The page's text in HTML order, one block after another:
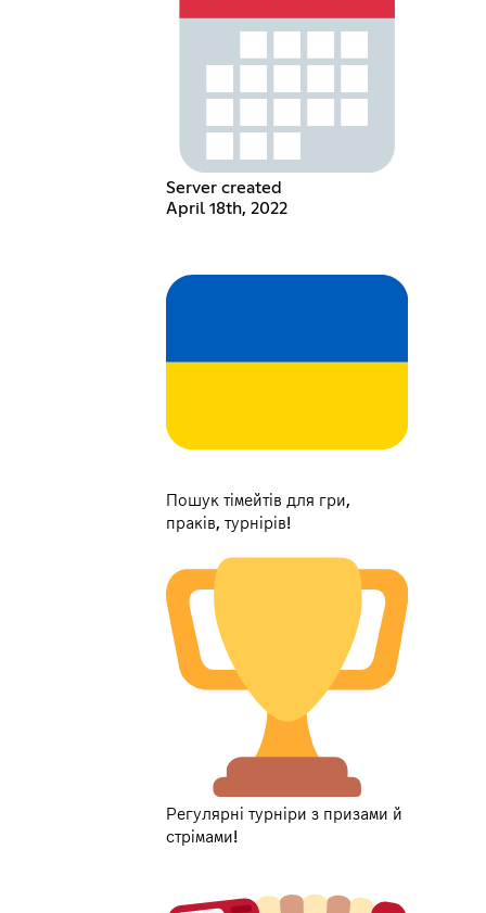
Server created
April 18th, 2022
Пошук тімейтів для гри,
праків, турнірів!
Регулярні турніри з призами й
стрімами!